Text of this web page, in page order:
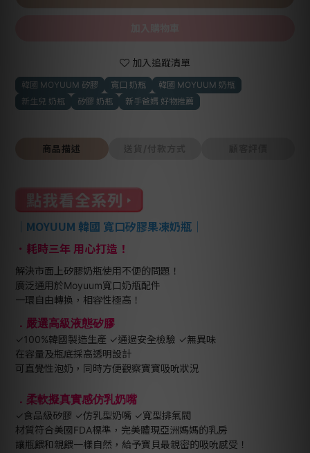
加入追蹤清單
韓國 MOYUUM 矽膠 寬口 奶瓶
韓國 MOYUUM 奶瓶
新生兒 奶瓶
矽膠 奶瓶 新手爸媽 好物推薦
商品描述
｜ MOYUUM 韓國 寬口矽膠果凍奶瓶 ｜
． 耗時三年 用心打造！
解決市面上矽膠奶瓶使用不便的問題！
廣泛通用於Moyuum寬口奶瓶配件
一環自由轉換，相容性極高！
． 嚴選高級液態矽膠
✓100%韓國製造生產 ✓通過安全檢驗 ✓無異味
在容量及瓶底採高透明設計
可直覺性泡奶，同時方便觀察寶寶吸吮狀況
． 柔軟擬真實感仿乳奶嘴
✓食品級矽膠 ✓仿乳型奶嘴 ✓寬型排氣閥
材質符合美國FDA標準，完美體現亞洲媽媽的乳房
讓瓶餵和親餵一樣自然，給予寶貝最親密的吸吮感受！